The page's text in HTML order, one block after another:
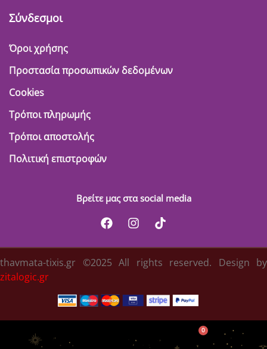
Κατηγορίες Λογαριασμός
0
Σύνδεσμοι
Όροι χρήσης
Προστασία προσωπικών δεδομένων
Cookies
Τρόποι πληρωμής
Τρόποι αποστολής
Πολιτική επιστροφών
Βρείτε μας στα social media
thavmata-tixis.gr ©2025 All rights reserved. Design by
zitalogic.gr